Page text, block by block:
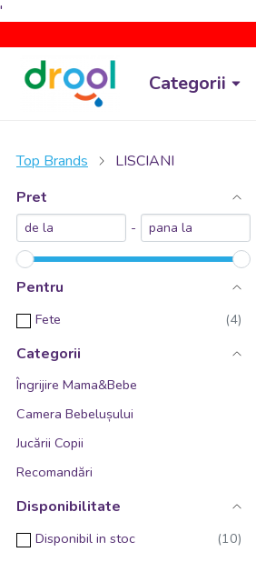
'
Categorii
Top Brands
LISCIANI
Pret
-
Pentru
Fete
Categorii
Îngrijire Mama&Bebe
Camera Bebelușului
Jucării Copii
Recomandări
Disponibilitate
Disponibil in stoc